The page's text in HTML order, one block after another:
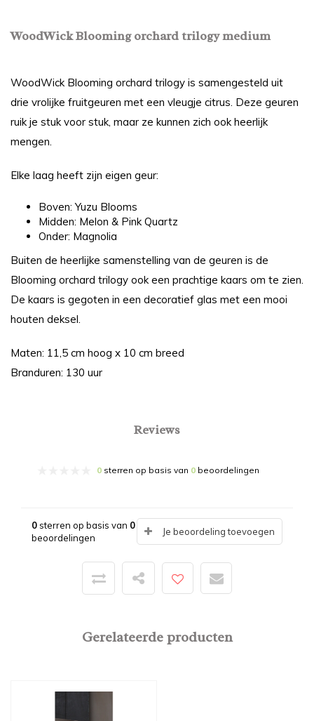
WoodWick Blooming orchard trilogy medium
WoodWick Blooming orchard trilogy is samengesteld uit
drie vrolijke fruitgeuren met een vleugje citrus. Deze geuren
ruik je stuk voor stuk, maar ze kunnen zich ook heerlijk
mengen.
Elke laag heeft zijn eigen geur:
Boven: Yuzu Blooms
Midden: Melon & Pink Quartz
Onder: Magnolia
Buiten de heerlijke samenstelling van de geuren is de
Blooming orchard trilogy ook een prachtige kaars om te zien.
De kaars is gegoten in een decoratief glas met een mooi
houten deksel.
Maten: 11,5 cm hoog x 10 cm breed
Branduren: 130 uur
Reviews
0 sterren op basis van 0 beoordelingen
0sterren op basis van 0
beoordelingen
Je beoordeling toevoegen
Gerelateerde producten